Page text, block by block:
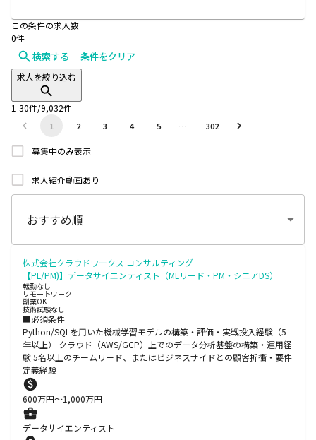
この条件の求人数
0件
検索する 条件をクリア
求人を絞り込む
1-30件/9,032件
1 2 3 4 5 … 302
募集中のみ表示
求人紹介動画あり
株式会社クラウドワークス コンサルティング
【PL/PM)】データサイエンティスト（MLリード・PM・シニアDS）
転勤なし
リモートワーク
副業OK
技術試験なし
■必須条件
Python/SQLを用いた機械学習モデルの構築・評価・実戦投入経験（5
年以上） クラウド（AWS/GCP）上でのデータ分析基盤の構築・運用経
験 5名以上のチームリード、またはビジネスサイドとの顧客折衝・要件
定義経験
600万円〜1,000万円
データサイエンティスト